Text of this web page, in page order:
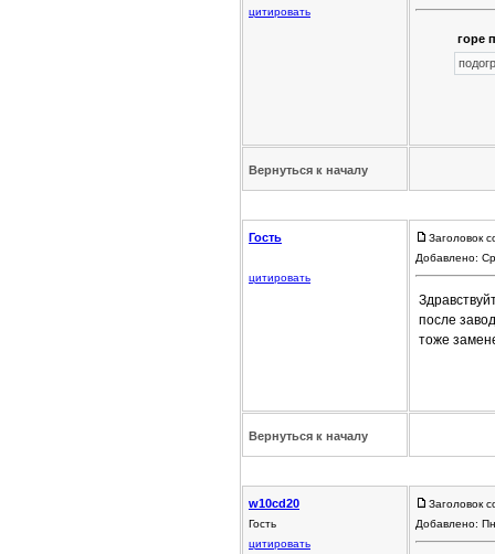
цитировать
горе
Вернуться к началу
Гость
цитировать
Заголовок
Добавлено:
после
тоже
Вернуться к началу
w10cd20
Гость
цитировать
Заголовок
Добавлено: